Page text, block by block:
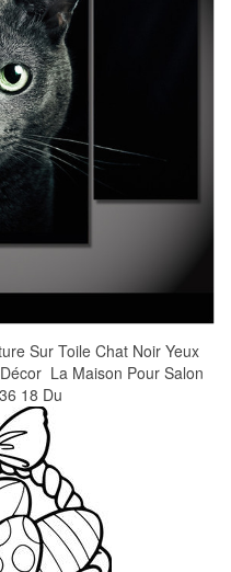
Sur Toile Chat Noir Yeux
 La Maison Pour Salon
18 Du